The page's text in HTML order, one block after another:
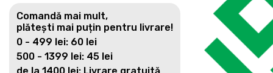
Comandă mai mult,
plătești mai puțin pentru livrare!
0 - 499 lei: 60 lei
500 - 1399 lei: 45 lei